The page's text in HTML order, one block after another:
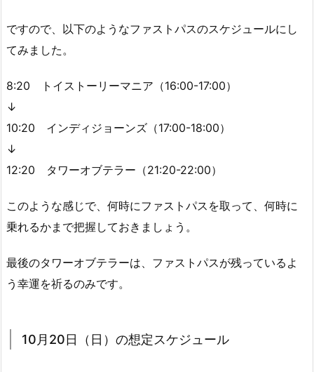
ですので、以下のようなファストパスのスケジュールにし
てみました。
8:20 トイストーリーマニア（16:00-17:00）
↓
10:20 インディジョーンズ（17:00-18:00）
↓
12:20 タワーオブテラー（21:20-22:00）
このような感じで、何時にファストパスを取って、何時に
乗れるかまで把握しておきましょう。
最後のタワーオブテラーは、ファストパスが残っているよ
う幸運を祈るのみです。
10月20日（日）の想定スケジュール